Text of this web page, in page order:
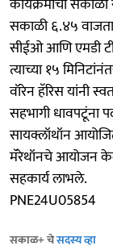
सकाळी ६.४५ वाजता
सीईओ आणि एमडी
त्याच्या १५
वॉरेन हॅरिस यांनी
सहभागी धावपटूंना
सायक्लॉथॉन
मॅरेथॉनचे आयोजन
सहकार्य लाभले.
PNE24U05854
सकाळ+ चेसदस्य व्हा